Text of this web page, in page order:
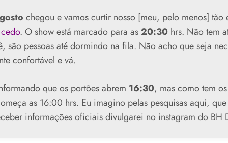
chegou e vamos curtir nosso [meu, pelo menos]
. O show está marcado para as20:30hrs. Não tem
são pessoas até dormindo na fila. Não acho que seja
confortável e vá.
que os portões abrem 16:30, mas como tem
as 16:00 hrs. Eu imagino pelas pesquisas aqui,
informações oficiais divulgarei no instagram do BH